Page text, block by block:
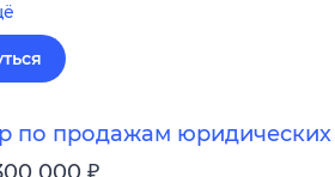
по продажам юридических
₽